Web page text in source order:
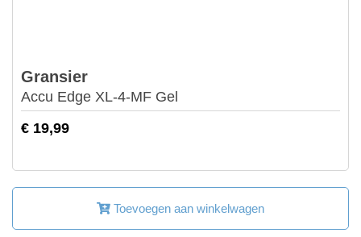
Gransier
Accu Edge XL-4-MF Gel
€ 19,99
Toevoegen aan winkelwagen